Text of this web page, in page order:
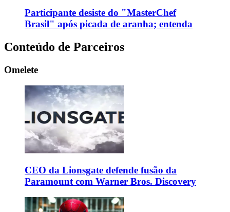
Participante desiste do "MasterChef
Brasil" após picada de aranha; entenda
Conteúdo de Parceiros
Omelete
CEO da Lionsgate defende fusão da
Paramount com Warner Bros. Discovery